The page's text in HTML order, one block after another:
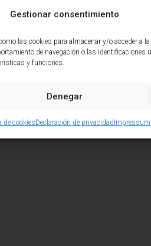
Gestionar consentimiento
las cookies para almacenar y/o acceder
de navegación o las identificaciones
y funciones.
Denegar
de cookiesDeclaración de privacidadImpressum